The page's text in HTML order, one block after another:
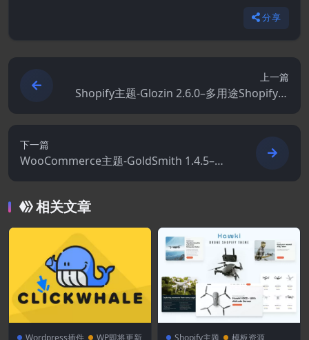
分享
上一篇
Shopify主题-Glozin 2.6.0–多用途Shopify主
题操作系统 2.0
下一篇
WooCommerce主题-GoldSmith 1.4.5–珠
宝店WooCommerce Elementor主题
相关文章
Wordpress插件 WP即将更新 Shopify主题 模板资源